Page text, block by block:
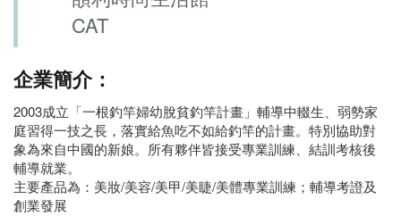
CAT
企業簡介：
2003成立「一根釣竿婦幼脫貧釣竿計畫」輔導中輟生、弱勢家
庭習得一技之長，落實給魚吃不如給釣竿的計畫。特別協助對
象為來自中國的新娘。所有夥伴皆接受專業訓練、結訓考核後
輔導就業。
主要產品為：美妝/美容/美甲/美睫/美體專業訓練；輔導考證及
創業發展